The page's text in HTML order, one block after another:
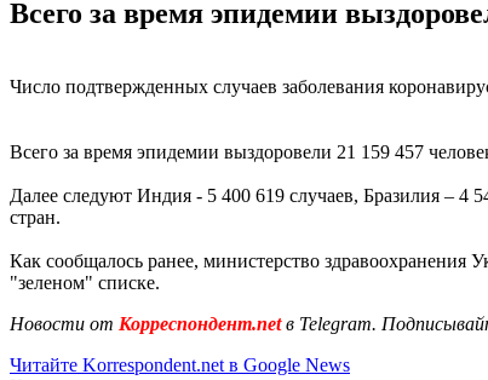
Всего за время эпидемии
Число подтвержденных случаев заболевания
Всего за время эпидемии выздоровели 21 159 457
Далее следуют Индия - 5 400 619 случаев, Бразилия – 4
стран.
Как сообщалось ранее, министерство здравоохранения
"зеленом" списке.
Новости от Корреспондент.netв Telegram.
Читайте Korrespondent.net в Google News